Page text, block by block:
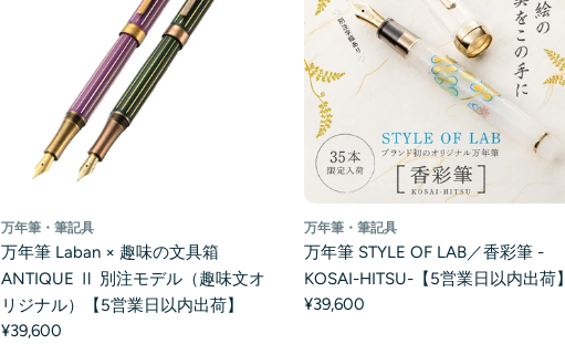
万年筆・筆記具
万年筆 Laban × 趣味の文具箱
ANTIQUE Ⅱ 別注モデル（趣味文オ
リジナル）【5営業日以内出荷】
¥39,600
万年筆・筆記具
万年筆 STYLE OF LAB／香彩筆 -
KOSAI-HITSU-【5営業日以内出荷】
¥39,600